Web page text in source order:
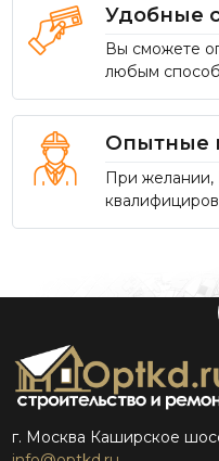
Удобные
Вы сможете
любым
Опытные
При желании,
г. Москва Каширское